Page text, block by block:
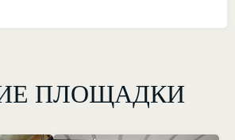
ПЛОЩАДКИ